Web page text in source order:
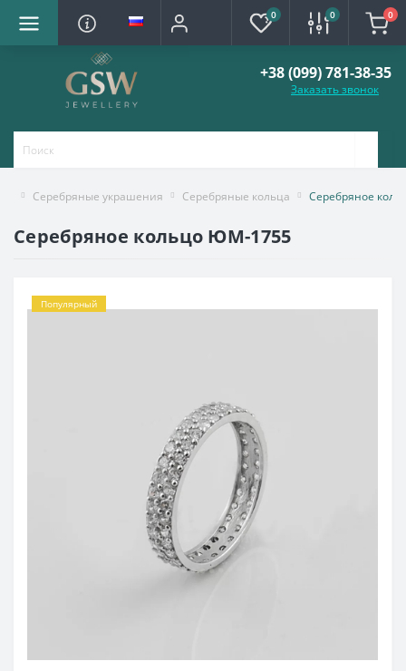
0 0 0
+38 (099) 781-38-35
Заказать звонок
Серебряные украшения Серебряные кольца Серебряное
Серебряное кольцо ЮМ-1755
Популярный